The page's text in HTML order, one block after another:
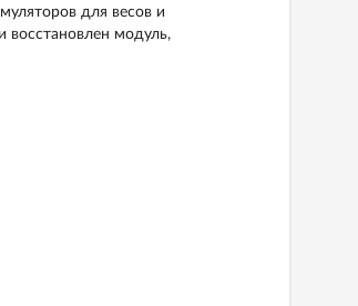
для весов и
восстановлен модуль,